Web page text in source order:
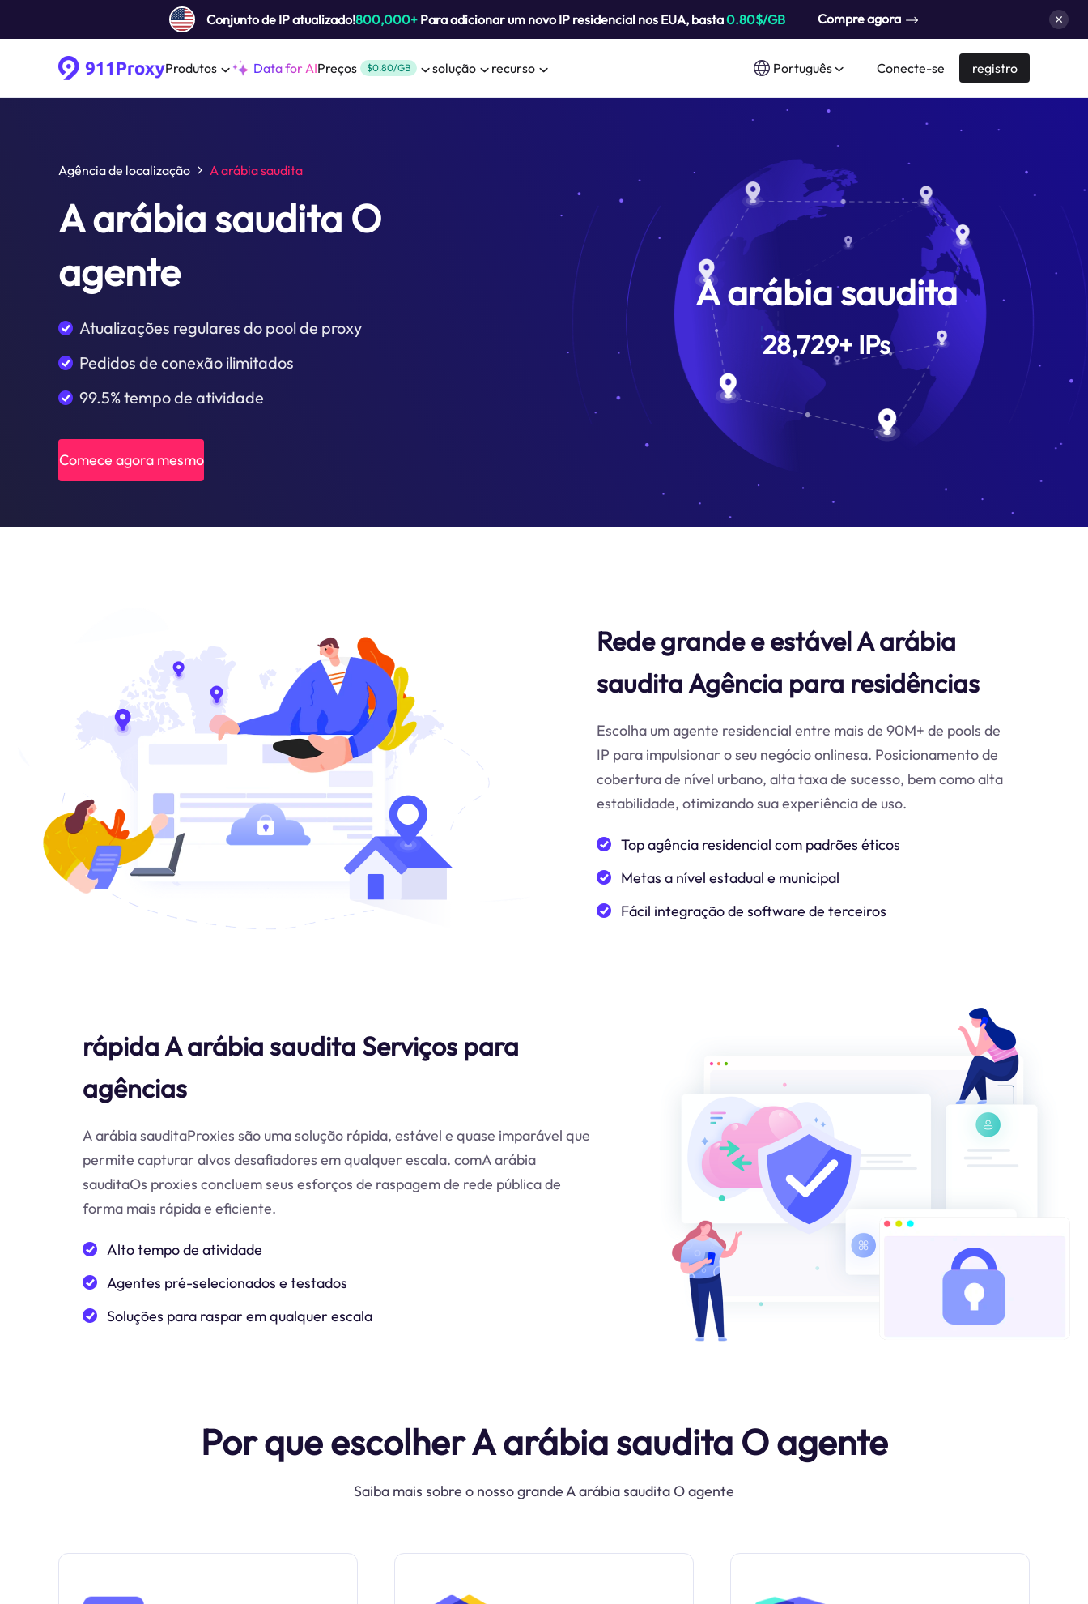
Conjunto de IP atualizado!800,000+ Para adicionar um novo IP residencial nos EUA, basta0.80$/GB Compre agora
Produtos Data for AIPreços $0.80/GB solução recurso Português Conecte-se registro
Agência de localização A arábia saudita
A arábia saudita O
agente
Atualizações regulares do pool de proxy
Pedidos de conexão ilimitados
99.5% tempo de atividade
Comece agora mesmo
A arábia saudita
28,729+ IPs
Rede grande e estável A arábia
saudita Agência para residências
Escolha um agente residencial entre mais de 90M+ de pools de
IP para impulsionar o seu negócio onlinesa. Posicionamento de
cobertura de nível urbano, alta taxa de sucesso, bem como alta
estabilidade, otimizando sua experiência de uso.
Top agência residencial com padrões éticos
Metas a nível estadual e municipal
Fácil integração de software de terceiros
rápida A arábia saudita Serviços para
agências
A arábia sauditaProxies são uma solução rápida, estável e quase imparável que
permite capturar alvos desafiadores em qualquer escala. comA arábia
sauditaOs proxies concluem seus esforços de raspagem de rede pública de
forma mais rápida e eficiente.
Alto tempo de atividade
Agentes pré-selecionados e testados
Soluções para raspar em qualquer escala
Por que escolher A arábia saudita O agente
Saiba mais sobre o nosso grande A arábia saudita O agente